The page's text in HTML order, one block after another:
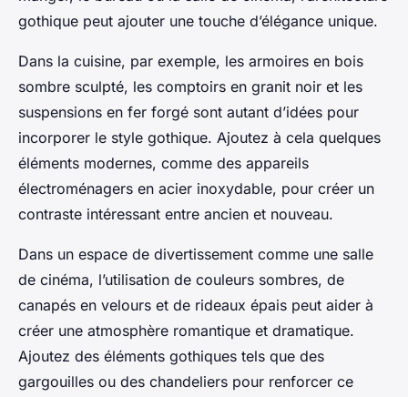
gothique peut ajouter une touche d’élégance unique.
Dans la cuisine, par exemple, les armoires en bois
sombre sculpté, les comptoirs en granit noir et les
suspensions en fer forgé sont autant d’idées pour
incorporer le style gothique. Ajoutez à cela quelques
éléments modernes, comme des appareils
électroménagers en acier inoxydable, pour créer un
contraste intéressant entre ancien et nouveau.
Dans un espace de divertissement comme une salle
de cinéma, l’utilisation de couleurs sombres, de
canapés en velours et de rideaux épais peut aider à
créer une atmosphère romantique et dramatique.
Ajoutez des éléments gothiques tels que des
gargouilles ou des chandeliers pour renforcer ce